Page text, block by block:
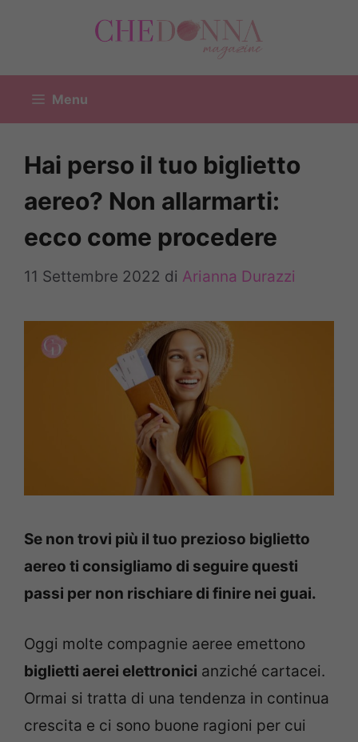
Menu
Hai perso il tuo biglietto
aereo? Non allarmarti:
ecco come procedere
11 Settembre 2022 di Arianna Durazzi
Se non trovi più il tuo prezioso biglietto
aereo ti consigliamo di seguire questi
passi per non rischiare di finire nei guai.
Oggi molte compagnie aeree emettono
biglietti aerei elettronici anziché cartacei.
Ormai si tratta di una tendenza in continua
crescita e ci sono buone ragioni per cui